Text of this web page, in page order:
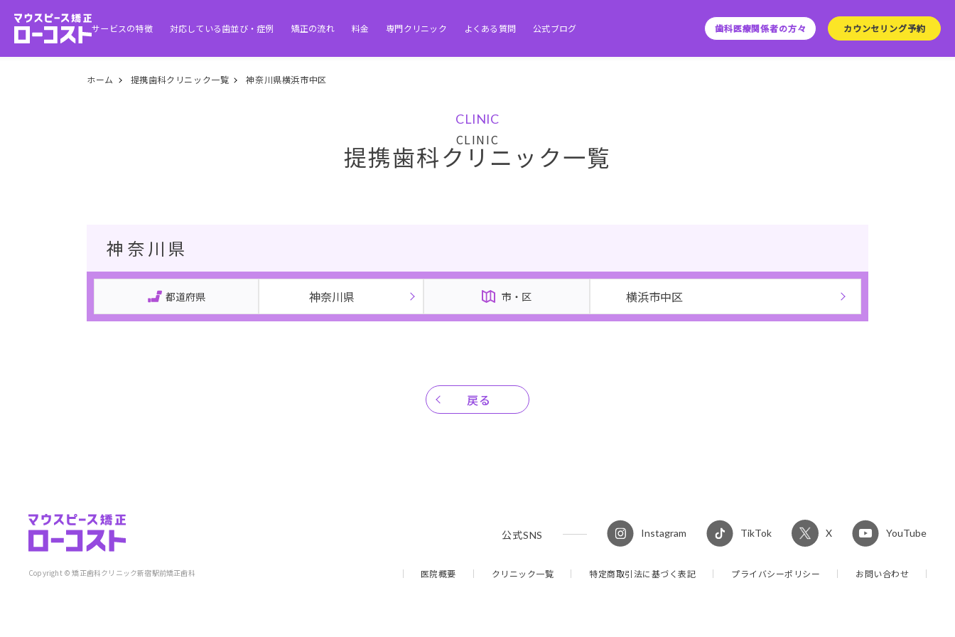
サービスの特徴 対応している歯並び・症例 矯正の流れ 料金 専門クリニック よくある質問 公式ブログ 歯科医療関係者の方々 カウンセリング予約
ホーム 提携歯科クリニック一覧 神奈川県横浜市中区
CLINIC
提携歯科クリニック一覧
神奈川県
都道府県 神奈川県 市・区 横浜市中区
戻る
公式SNS Instagram TikTok X YouTube
Copyright © 矯正歯科クリニック新宿駅前矯正歯科 医院概要 クリニック一覧 特定商取引法に基づく表記 プライバシーポリシー お問い合わせ